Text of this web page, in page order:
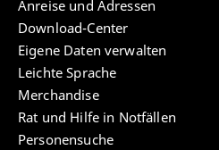
Anreise und Adressen
Download-Center
Eigene Daten verwalten
Leichte Sprache
Merchandise
Rat und Hilfe in Notfällen
Personensuche